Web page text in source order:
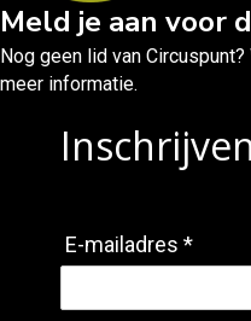
Meld je aan voor
Nog geen lid van
meer informatie.
Inschrijven
E-mailadres *